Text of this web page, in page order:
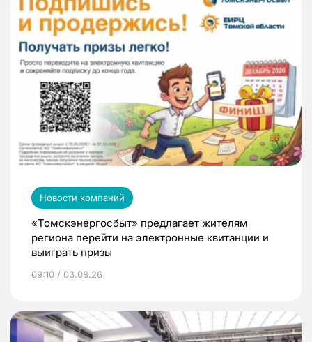
Новости компаний
«Томскэнергосбыт» предлагает жителям
региона перейти на электронные квитанции и
выиграть призы
09:10 / 03.08.26